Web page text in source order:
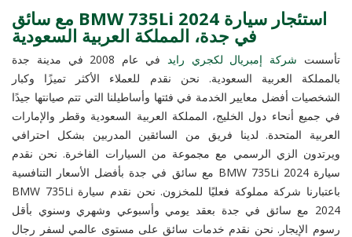
استئجار سيارة BMW 735Li 2024 مع سائق
في جدة، المملكة العربية السعودية
تأسست شركة إمبريال لكجري رايد
في عام 2008 في مدينة جدة
بالمملكة العربية السعودية. نحن نقدم للعملاء الأكثر تميزًا وكبار
الشخصيات أفضل معايير الخدمة في فئتها وأساطيلنا التي تتم صيانتها جيدًا
في جميع أنحاء دول الخليج، المملكة العربية السعودية وقطر والإمارات
العربية المتحدة. لدينا فريق من السائقين المدربين بشكل احترافي
ويرتدون الزي الرسمي مع مجموعة من السيارات الفاخرة. نحن نقدم
سيارة BMW 735Li 2024 مع سائق في جدة بأفضل الأسعار التنافسية
باعتبارنا شركة مملوكة فعليًا للمخزون. نحن نقدم سيارة BMW 735Li
2024 مع سائق في جدة بعقد يومي وأسبوعي وشهري وسنوي بأقل
رسوم الإيجار. نحن نقدم خدمات سائق على مستوى عالمي لسفر رجال